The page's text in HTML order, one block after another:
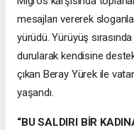
mesajları vererek
yürüdü. Yürüyüş
durularak kendisine
çıkan Beray Yürek ile
yaşandı.
“BU SALDIRI BİR